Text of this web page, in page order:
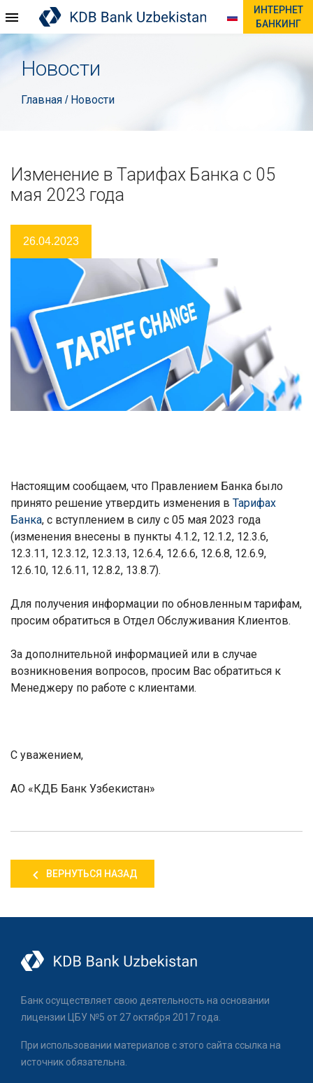
ИНТЕРНЕТ
БАНКИНГ
Новости
Главная / Новости
Изменение в Тарифах Банка с 05
мая 2023 года
26.04.2023
Настоящим сообщаем, что Правлением Банка было
принято решение утвердить изменения в Тарифах
Банка, с вступлением в силу с 05 мая 2023 года
(изменения внесены в пункты 4.1.2, 12.1.2, 12.3.6,
12.3.11, 12.3.12, 12.3.13, 12.6.4, 12.6.6, 12.6.8, 12.6.9,
12.6.10, 12.6.11, 12.8.2, 13.8.7).
Для получения информации по обновленным тарифам,
просим обратиться в Отдел Обслуживания Клиентов.
За дополнительной информацией или в случае
возникновения вопросов, просим Вас обратиться к
Менеджеру по работе с клиентами.
С уважением,
АО «КДБ Банк Узбекистан»
ВЕРНУТЬСЯ НАЗАД
Банк осуществляет свою деятельность на основании
лицензии ЦБУ №5 от 27 октября 2017 года.
При использовании материалов с этого сайта ссылка на
источник обязательна.